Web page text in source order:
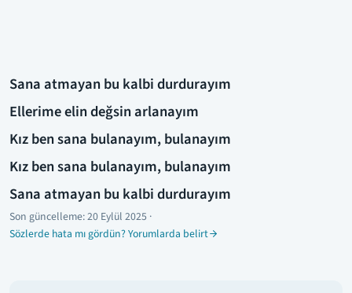
Sana atmayan bu kalbi durdurayım
Ellerime elin değsin arlanayım
Kız ben sana bulanayım, bulanayım
Kız ben sana bulanayım, bulanayım
Sana atmayan bu kalbi durdurayım
Son güncelleme:20 Eylül 2025 ·
Sözlerde hata mı gördün? Yorumlarda belirt